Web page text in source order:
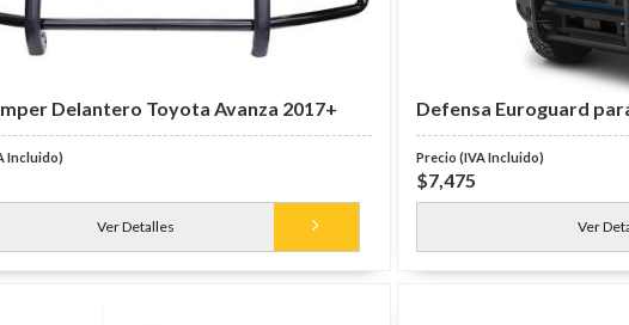
Delantero Toyota Avanza 2017+
Ver Detalles
Defensa Euroguard
$7,475
Ver